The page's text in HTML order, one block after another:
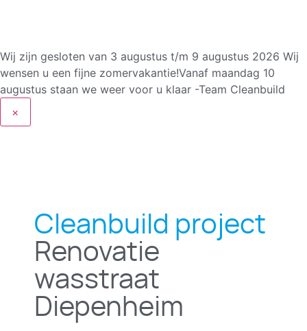
Wij zijn gesloten van 3 augustus t/m 9 augustus 2026 Wij
wensen u een fijne zomervakantie!Vanaf maandag 10
augustus staan we weer voor u klaar -Team Cleanbuild
×
Cleanbuild project
Renovatie
wasstraat
Diepenheim